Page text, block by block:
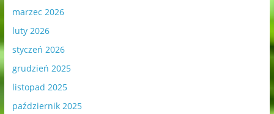
marzec 2026
luty 2026
styczeń 2026
grudzień 2025
listopad 2025
październik 2025